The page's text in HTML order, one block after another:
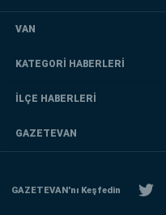
VAN
KATEGORİ HABERLERİ
İLÇE HABERLERİ
GAZETEVAN
GAZETEVAN'nı Keşfedin